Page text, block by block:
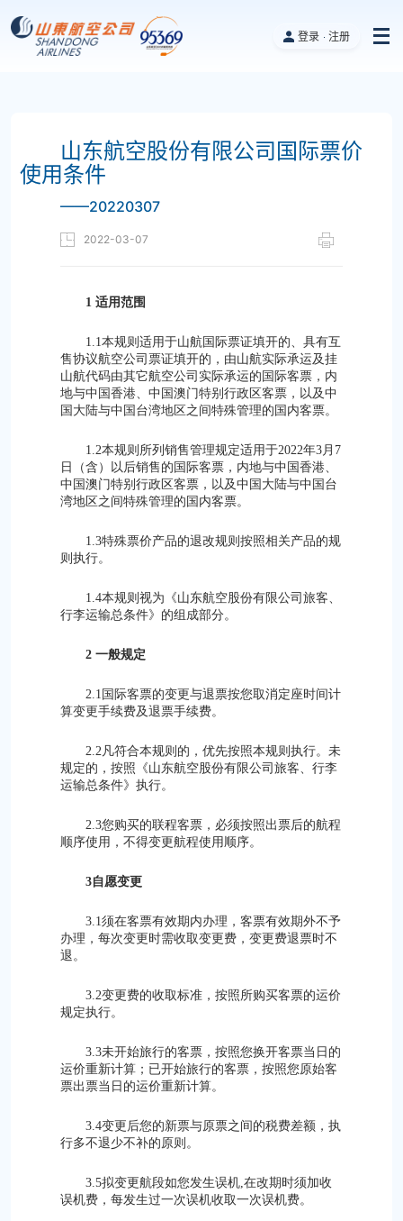
登录 注册
山东航空股份有限公司国际票价
使用条件
——20220307
2022-03-07
1 适用范围
1.1本规则适用于山航国际票证填开的、具有互
售协议航空公司票证填开的，由山航实际承运及挂
山航代码由其它航空公司实际承运的国际客票，内
地与中国香港、中国澳门特别行政区客票，以及中
国大陆与中国台湾地区之间特殊管理的国内客票。
1.2本规则所列销售管理规定适用于2022年3月7
日（含）以后销售的国际客票，内地与中国香港、
中国澳门特别行政区客票，以及中国大陆与中国台
湾地区之间特殊管理的国内客票。
1.3特殊票价产品的退改规则按照相关产品的规
则执行。
1.4本规则视为《山东航空股份有限公司旅客、
行李运输总条件》的组成部分。
2 一般规定
2.1国际客票的变更与退票按您取消定座时间计
算变更手续费及退票手续费。
2.2凡符合本规则的，优先按照本规则执行。未
规定的，按照《山东航空股份有限公司旅客、行李
运输总条件》执行。
2.3您购买的联程客票，必须按照出票后的航程
顺序使用，不得变更航程使用顺序。
3自愿变更
3.1须在客票有效期内办理，客票有效期外不予
办理，每次变更时需收取变更费，变更费退票时不
退。
3.2变更费的收取标准，按照所购买客票的运价
规定执行。
3.3未开始旅行的客票，按照您换开客票当日的
运价重新计算；已开始旅行的客票，按照您原始客
票出票当日的运价重新计算。
3.4变更后您的新票与原票之间的税费差额，执
行多不退少不补的原则。
3.5拟变更航段如您发生误机,在改期时须加收
误机费，每发生过一次误机收取一次误机费。